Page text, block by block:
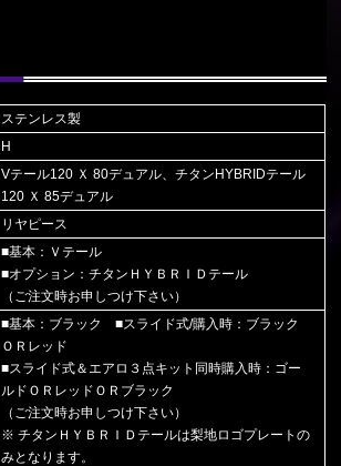
ステンレス製
H
Vテール120 Ｘ 80デュアル、チタンHYBRIDテール
120 Ｘ 85デュアル
リヤピース
■基本：Ｖテール
■オプション：チタンＨＹＢＲＩＤテール
（ご注文時お申しつけ下さい）
■基本：ブラック ■スライド式/購入時：ブラック
ＯＲレッド
■スライド式＆エアロ３点キット同時購入時：ゴー
ルドＯＲレッドＯＲブラック
（ご注文時お申しつけ下さい）
※ チタンＨＹＢＲＩＤテールは梨地ロゴプレートの
みとなります。